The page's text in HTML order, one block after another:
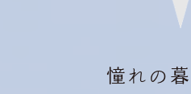
憧れの